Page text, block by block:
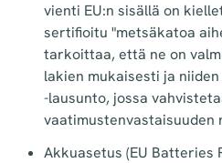
vienti EU:n sisällä on
sertifioitu "metsäkatoa
tarkoittaa, että ne on
lakien mukaisesti ja
-lausunto, jossa
vaatimustenvastaisuuden
Akkuasetus (EU Batteries